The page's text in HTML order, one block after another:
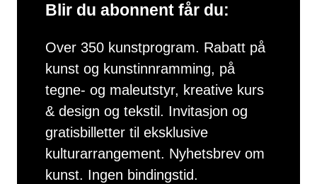
Blir du abonnent får du:
Over 350 kunstprogram. Rabatt på
kunst og kunstinnramming, på
tegne- og maleutstyr, kreative kurs
& design og tekstil. Invitasjon og
gratisbilletter til eksklusive
kulturarrangement. Nyhetsbrev om
kunst. Ingen bindingstid.